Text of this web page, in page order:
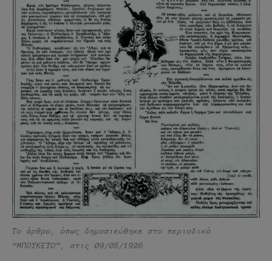
Το άρθρο, όπως δημοσιεύθηκε στο περιοδικό
“ΜΠΟΥΚΕΤΟ”, στις 09/05/1926